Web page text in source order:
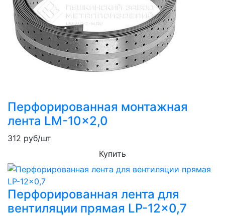
Перфорированная монтажная
лента LM-10x2,0
312 руб/шт
Купить
Перфорированная лента для
вентиляции прямая LP-12x0,7